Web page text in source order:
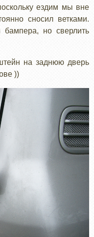
ездим мы вне
сносил ветками.
бампера, но сверлить
на заднюю дверь
))